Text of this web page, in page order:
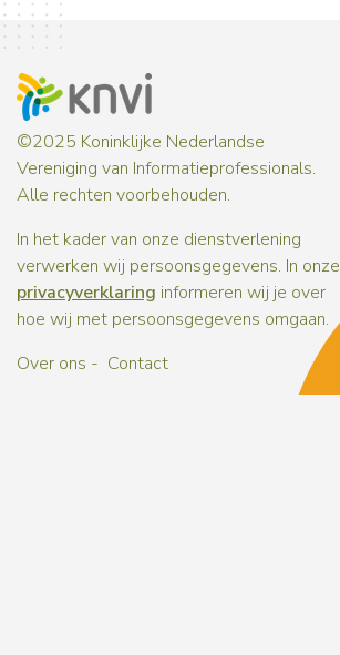
©2025 Koninklijke Nederlandse
Vereniging van Informatieprofessionals.
Alle rechten voorbehouden.
In het kader van onze dienstverlening
verwerken wij persoonsgegevens. In onze
privacyverklaring informeren wij je over
hoe wij met persoonsgegevens omgaan.
Over ons
Contact